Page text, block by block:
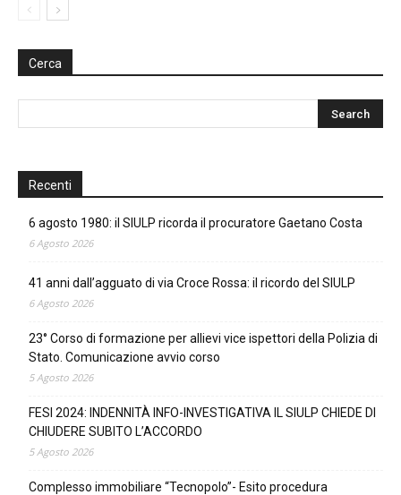
Cerca
Recenti
6 agosto 1980: il SIULP ricorda il procuratore Gaetano Costa
6 Agosto 2026
41 anni dall’agguato di via Croce Rossa: il ricordo del SIULP
6 Agosto 2026
23° Corso di formazione per allievi vice ispettori della Polizia di
Stato. Comunicazione avvio corso
5 Agosto 2026
FESI 2024: INDENNITÀ INFO-INVESTIGATIVA IL SIULP CHIEDE DI
CHIUDERE SUBITO L’ACCORDO
5 Agosto 2026
Complesso immobiliare “Tecnopolo”- Esito procedura